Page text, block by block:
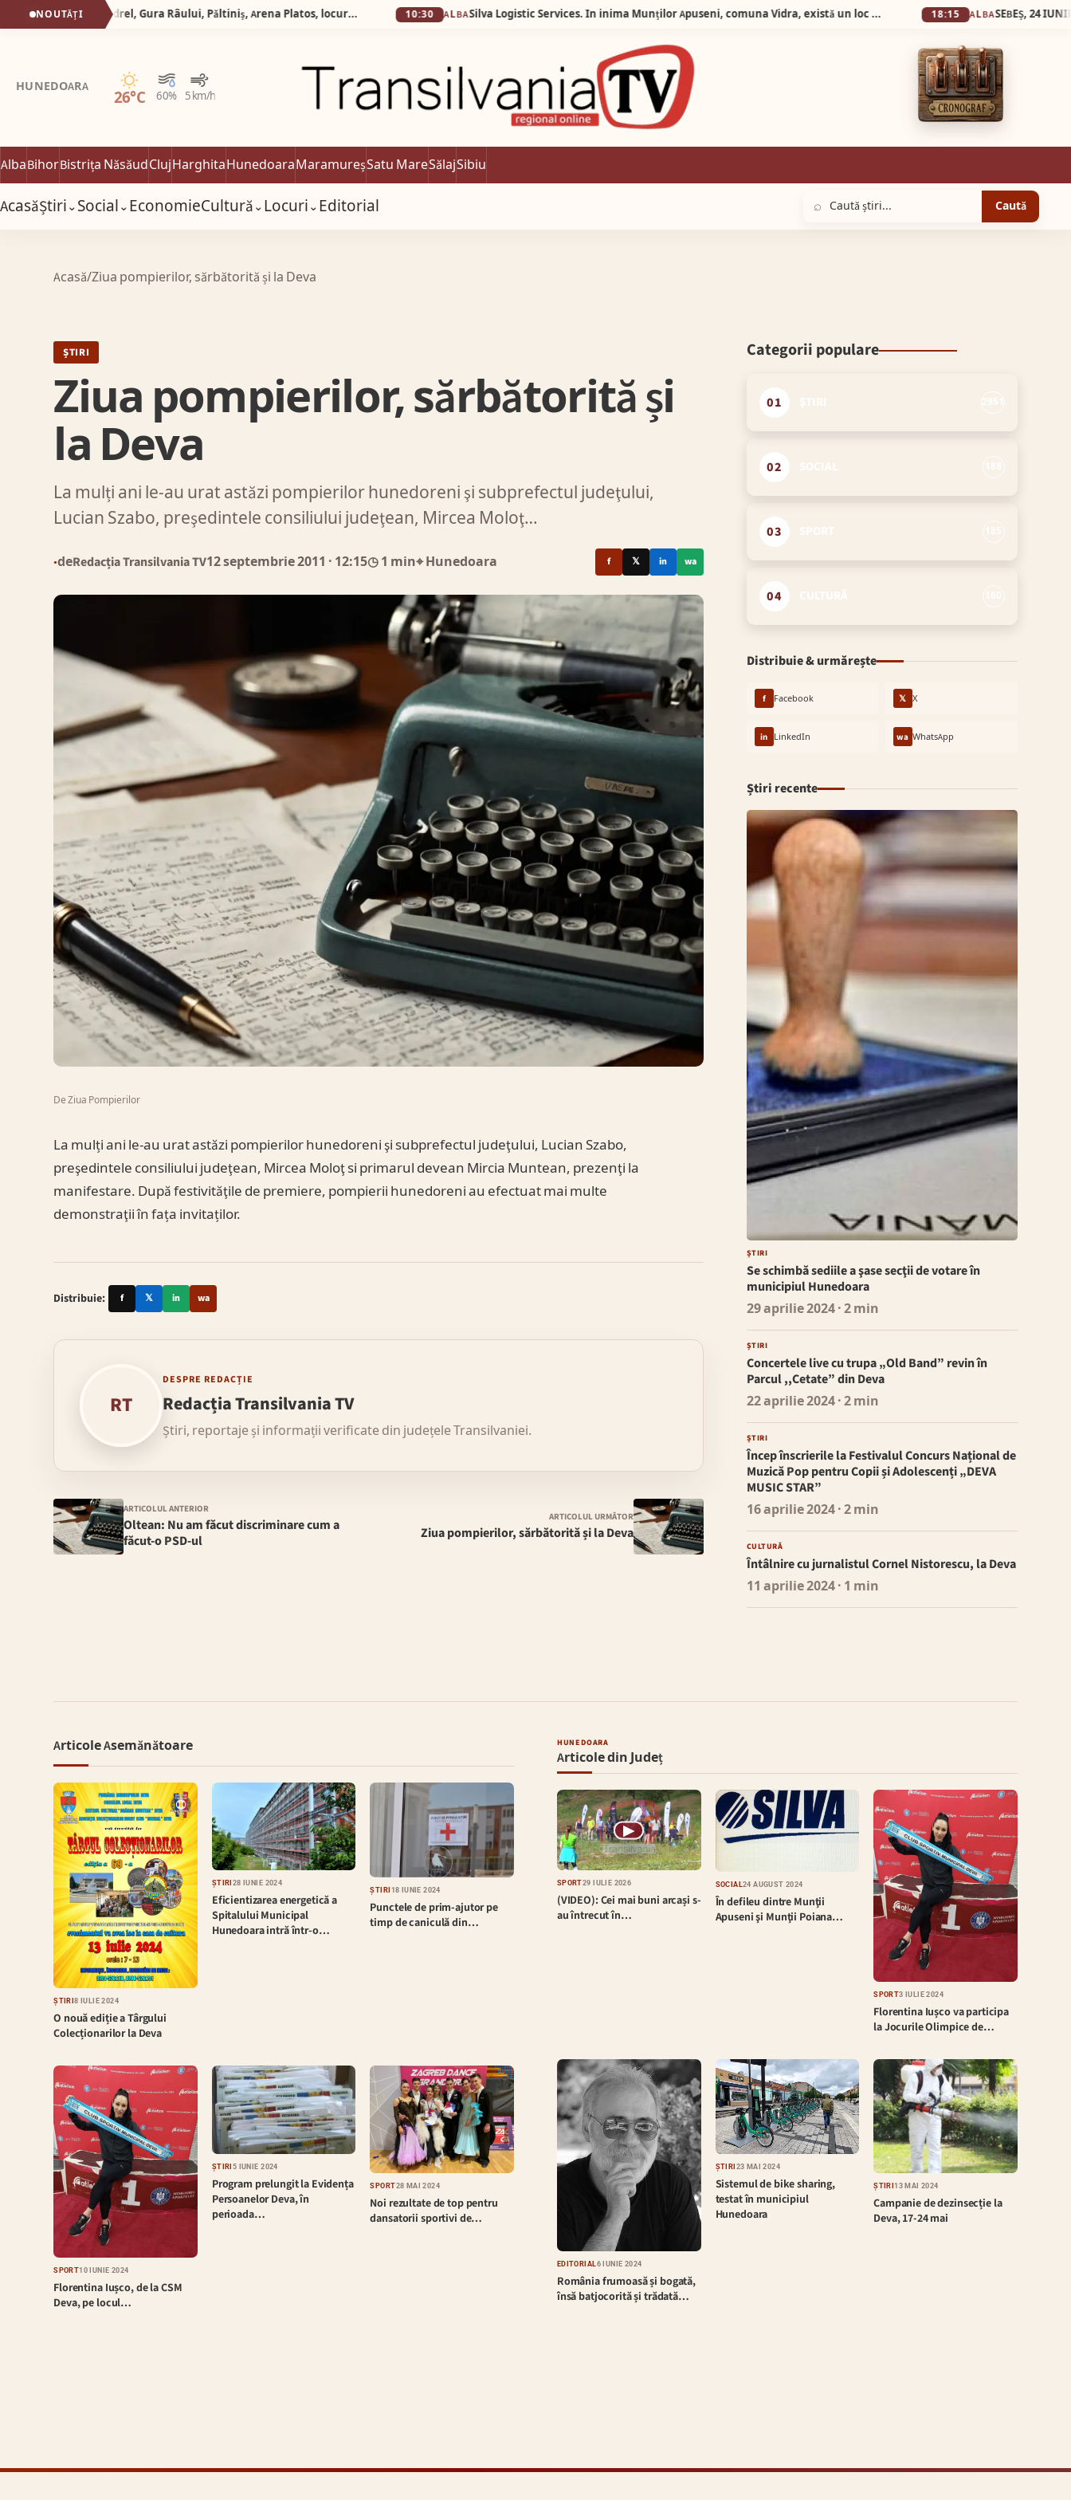
NOUTĂȚI Silva Logistic Services. Munții Cindrel, Gura Râului, Pǎltiniș, Arena Platos, locurile în care nostalgia trecutului se împletește armonios cu facilitățile moderne, oferind fiecărui călător o experiență revigorantă pentru trup și suflet. 10:30 ALBA Silva Logistic Services. În inima Munților Apuseni, comuna Vidra, există un loc care pare să fi rămas prins între două lumi: prezentul liniștit al satului de munte și trecutul îndepărtat al unei mări dispărute, Dealul cu Melci. 18:15 ALBA
HUNEDOARA
26°C 60% 5 km/h
Senin
AlbaBihorBistrița NăsăudClujHarghitaHunedoaraMaramureșSatu MareSălajSibiu
AcasăȘtiri⌄Social⌄EconomieCultură⌄Locuri⌄Editorial ⌕ Caută
Acasă/Ziua pompierilor, sărbătorită și la Deva
ȘTIRI
Ziua pompierilor, sărbătorită și
la Deva
La mulți ani le-au urat astăzi pompierilor hunedoreni şi subprefectul judeţului,
Lucian Szabo, preşedintele consiliului judeţean, Mircea Moloţ…
●deRedacția Transilvania TV12 septembrie 2011 · 12:15◷ 1 min⌖ Hunedoara f 𝕏 in wa
De Ziua Pompierilor
La mulți ani le-au urat astăzi pompierilor hunedoreni şi subprefectul judeţului, Lucian Szabo,
preşedintele consiliului judeţean, Mircea Moloţ si primarul devean Mircia Muntean, prezenţi la
manifestare. După festivităţile de premiere, pompierii hunedoreni au efectuat mai multe
demonstraţii în fața invitaților.
Distribuie: f 𝕏 in wa
RT
DESPRE REDACȚIE
Redacția Transilvania TV
Știri, reportaje și informații verificate din județele Transilvaniei.
ARTICOLUL ANTERIOR
Oltean: Nu am făcut discriminare cum a
făcut-o PSD-ul
ARTICOLUL URMĂTOR
Ziua pompierilor, sărbătorită și la Deva
Categorii populare
01
02
03
04
Distribuie & urmărește
f Facebook 𝕏 X
in LinkedIn wa WhatsApp
Știri recente
ȘTIRI
Se schimbă sediile a şase secţii de votare în
municipiul Hunedoara
29 aprilie 2024· 2 min
ȘTIRI
Concertele live cu trupa „Old Band” revin în
Parcul ,,Cetate” din Deva
22 aprilie 2024· 2 min
ȘTIRI
Încep înscrierile la Festivalul Concurs Național de
Muzică Pop pentru Copii și Adolescenți „DEVA
MUSIC STAR”
16 aprilie 2024· 2 min
CULTURĂ
Întâlnire cu jurnalistul Cornel Nistorescu, la Deva
11 aprilie 2024· 1 min
Articole Asemănătoare
ȘTIRI8 IULIE 2024
O nouă ediție a Târgului
Colecționarilor la Deva
ȘTIRI 28 IUNIE 2024
Eficientizarea energetică a
Spitalului Municipal
Hunedoara intră într-o…
ȘTIRI 18 IUNIE 2024
Punctele de prim-ajutor pe
timp de caniculă din…
SPORT10 IUNIE 2024
Florentina Iușco, de la CSM
Deva, pe locul…
ȘTIRI 5 IUNIE 2024
Program prelungit la Evidența
Persoanelor Deva, în
perioada…
SPORT28 MAI 2024
Noi rezultate de top pentru
dansatorii sportivi de…
HUNEDOARA
Articole din Județ
▶
SPORT29 IULIE 2026
(VIDEO): Cei mai buni arcași s-
au întrecut în…
SOCIAL24 AUGUST 2024
În defileu dintre Munţii
Apuseni şi Munţii Poiana…
SPORT3 IULIE 2024
Florentina Iușco va participa
la Jocurile Olimpice de…
EDITORIAL 6 IUNIE 2024
România frumoasă și bogată,
însă batjocorită și trădată…
ȘTIRI 23 MAI 2024
Sistemul de bike sharing,
testat în municipiul
Hunedoara
ȘTIRI13 MAI 2024
Campanie de dezinsecție la
Deva, 17-24 mai